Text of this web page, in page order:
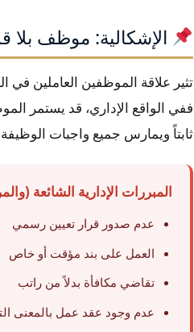
الإشكالية: موظف بلا
تثير علاقة الموظفين العاملين في
ففي الواقع الإداري، قد يستمر
ثابتاً ويمارس جميع واجبات
المبررات الإدارية الشائعة
عدم صدور قرار تعيين رسمي
العمل على بند مؤقت أو خاص
تقاضي مكافأة بدلاً من راتب
عدم وجود عقد عمل بالمعنى